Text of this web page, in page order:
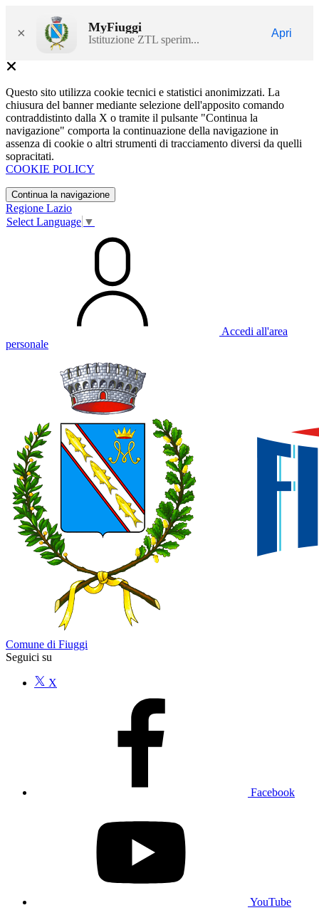
× MyFiuggi
Istituzione ZTL sperim...
Apri
Questo sito utilizza cookie tecnici e statistici anonimizzati. La
chiusura del banner mediante selezione dell'apposito comando
contraddistinto dalla X o tramite il pulsante "Continua la
navigazione" comporta la continuazione della navigazione in
assenza di cookie o altri strumenti di tracciamento diversi da quelli
sopracitati.
COOKIE POLICY
Continua la navigazione
Regione Lazio
Select Language ▼
Accedi all'area
personale
Comune di Fiuggi
Seguici su
X
Facebook
YouTube